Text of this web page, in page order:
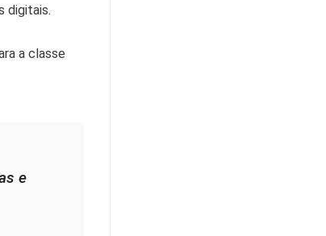
digitais.
a classe
e